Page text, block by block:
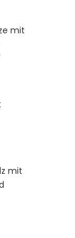
mit
mit